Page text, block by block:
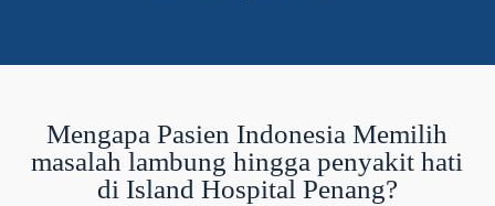
Mengapa Pasien Indonesia Memilih
masalah lambung hingga penyakit hati
di Island Hospital Penang?